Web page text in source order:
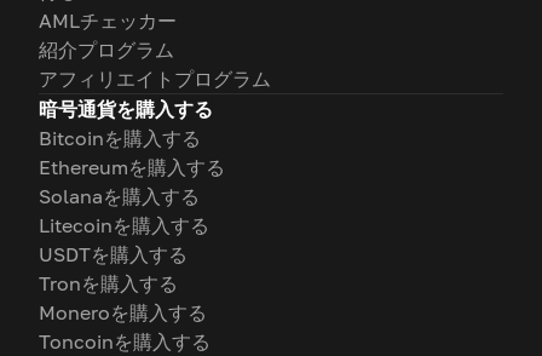
AMLチェッカー
紹介プログラム
アフィリエイトプログラム
暗号通貨を購入する
Bitcoinを購入する
Ethereumを購入する
Solanaを購入する
Litecoinを購入する
USDTを購入する
Tronを購入する
Moneroを購入する
Toncoinを購入する